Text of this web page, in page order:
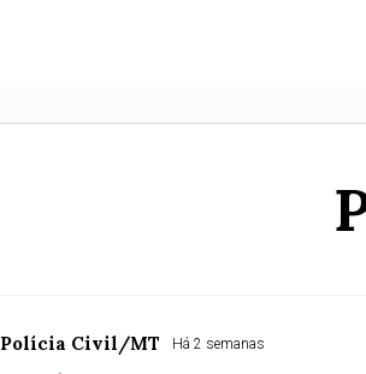
Polícia Civil/MT Há 2 semanas